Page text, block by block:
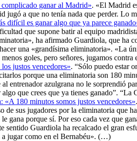
complicado ganar al Madrid». «El Madrid
jugó a que no tenía nada que perder. Lo
difícil es ganar algo que ya parece
que supone batir al equipo
ha afirmado Guardiola, que ha
una «grandísima eliminatoria». «La
goles, pero señores, jugamos
justos vencedores». “Sólo puedo estar
porque una eliminatoria son 180
entrenador azulgrana no le sorprendió
que crees que ya tienes ganado”.
«A 180 minutos somos justos vencedores»
de sus jugadores por la eliminatoria que
gana porque sí. Por eso cada vez que
sentido Guardiola ha recalcado el gran
a jugar como en el Bernabéu». (…)